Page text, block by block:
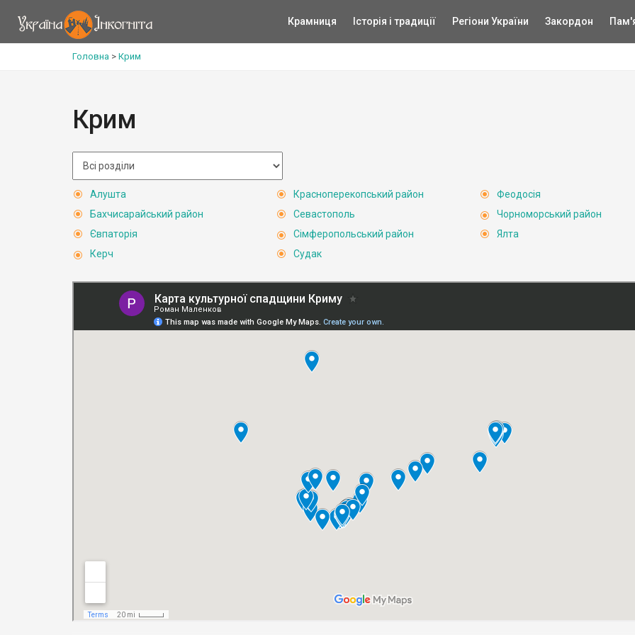
Крамниця Історія і традиції Регіони України Закордон
Головна > Крим
Крим
Алушта
Бахчисарайський район
Євпаторія
Керч
Красноперекопський район
Севастополь
Сімферопольський район
Судак
Феодосія
Чорноморський район
Ялта